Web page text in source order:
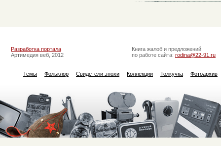
Разработка портала
Артимедия веб, 2012
Книга жалоб и предложений
по работе сайта: rodina@22-91.ru
Темы Фольклор Свидетели эпохи Коллекции Толкучка Фотоархив